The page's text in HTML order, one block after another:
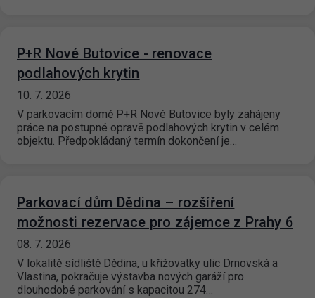
P+R Nové Butovice - renovace
podlahových krytin
10. 7. 2026
V parkovacím domě P+R Nové Butovice byly zahájeny
práce na postupné opravě podlahových krytin v celém
objektu. Předpokládaný termín dokončení je…
Parkovací dům Dědina – rozšíření
možnosti rezervace pro zájemce z Prahy 6
08. 7. 2026
V lokalitě sídliště Dědina, u křižovatky ulic Drnovská a
Vlastina, pokračuje výstavba nových garáží pro
dlouhodobé parkování s kapacitou 274…